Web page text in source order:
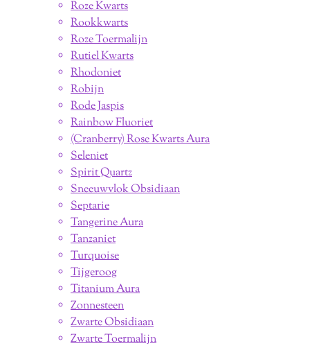
Roze Kwarts
Rookkwarts
Roze Toermalijn
Rutiel Kwarts
Rhodoniet
Robijn
Rode Jaspis
Rainbow Fluoriet
(Cranberry) Rose Kwarts Aura
Seleniet
Spirit Quartz
Sneeuwvlok Obsidiaan
Septarie
Tangerine Aura
Tanzaniet
Turquoise
Tijgeroog
Titanium Aura
Zonnesteen
Zwarte Obsidiaan
Zwarte Toermalijn